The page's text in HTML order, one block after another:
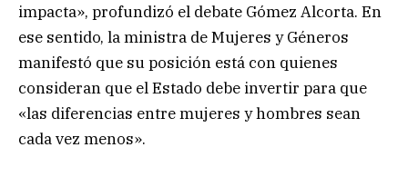
impacta», profundizó el debate Gómez Alcorta. En
ese sentido, la ministra de Mujeres y Géneros
manifestó que su posición está con quienes
consideran que el Estado debe invertir para que
«las diferencias entre mujeres y hombres sean
cada vez menos».